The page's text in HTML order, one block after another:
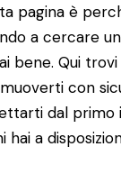
pagina è
a cercare
bene. Qui
con
dal primo
hai a